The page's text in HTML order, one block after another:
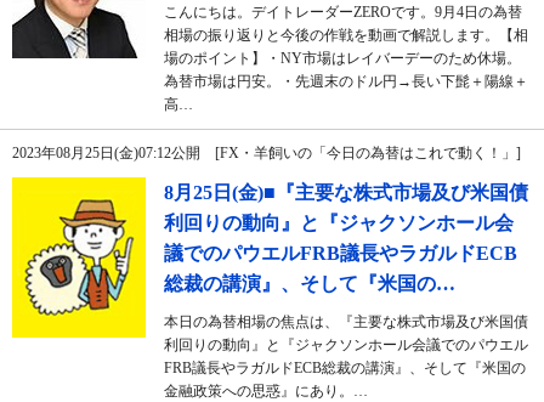
こんにちは。デイトレーダーZEROです。9月4日の為替
相場の振り返りと今後の作戦を動画で解説します。【相
場のポイント】・NY市場はレイバーデーのため休場。
為替市場は円安。・先週末のドル円→長い下髭＋陽線＋
高…
2023年08月25日(金)07:12公開 [FX・羊飼いの「今日の為替はこれで動く！」]
8月25日(金)■『主要な株式市場及び米国債
利回りの動向』と『ジャクソンホール会
議でのパウエルFRB議長やラガルドECB
総裁の講演』、そして『米国の…
本日の為替相場の焦点は、『主要な株式市場及び米国債
利回りの動向』と『ジャクソンホール会議でのパウエル
FRB議長やラガルドECB総裁の講演』、そして『米国の
金融政策への思惑』にあり。…